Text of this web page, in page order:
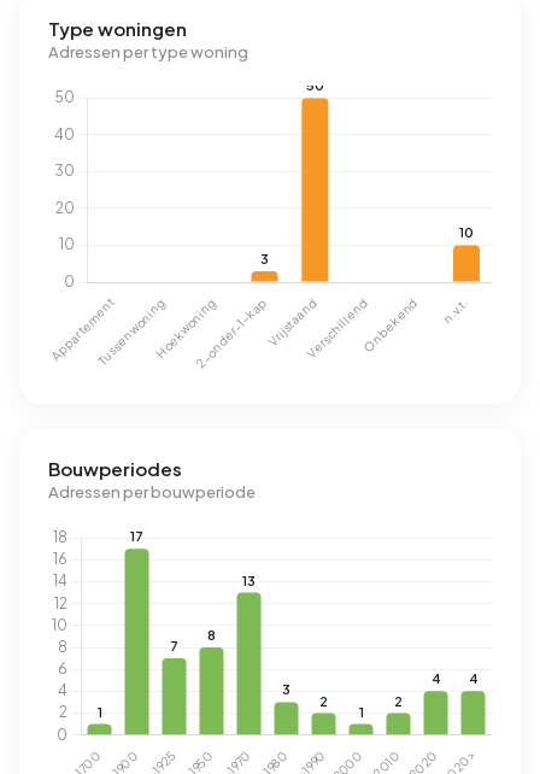
Type woningen
Adressen per type woning
Bouwperiodes
Adressen per bouwperiode